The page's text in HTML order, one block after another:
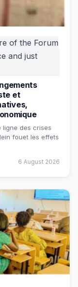
of the Forum
and just
et
ligne des crises
fouet les effets
6 August 2026